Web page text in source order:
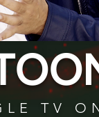
TV